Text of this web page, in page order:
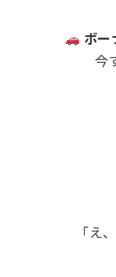
ボー
今
「え